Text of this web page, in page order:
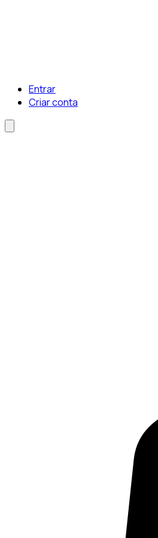
Entrar
Criar conta